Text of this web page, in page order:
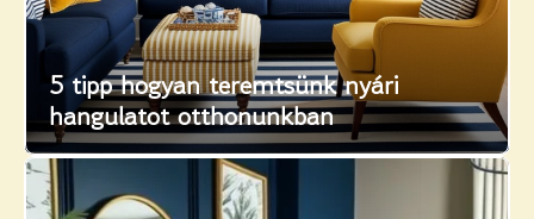
5 tipp hogyan teremtsünk nyári
hangulatot otthonunkban